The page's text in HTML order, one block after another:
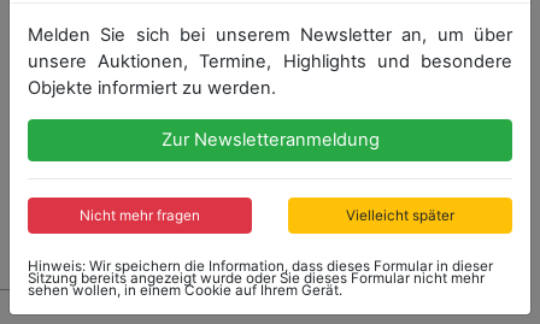
Melden Sie sich bei unserem Newsletter an, um über
unsere Auktionen, Termine, Highlights und besondere
Objekte informiert zu werden.
Zur Newsletteranmeldung
Nicht mehr fragen Vielleicht später
Hinweis: Wir speichern die Information, dass dieses Formular in dieser
Sitzung bereits angezeigt wurde oder Sie dieses Formular nicht mehr
sehen wollen, in einem Cookie auf Ihrem Gerät.